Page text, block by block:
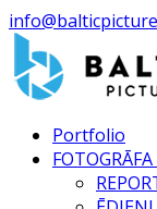
Portfolio